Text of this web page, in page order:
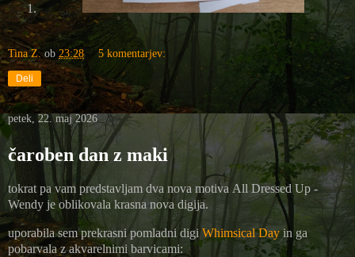
Tina Z. ob 23:28 5 komentarjev:
Deli
petek, 22. maj 2026
čaroben dan z maki
tokrat pa vam predstavljam dva nova motiva All Dressed Up -
Wendy je oblikovala krasna nova digija.
uporabila sem prekrasni pomladni digiWhimsical Dayin ga
pobarvala z akvarelnimi barvicami: